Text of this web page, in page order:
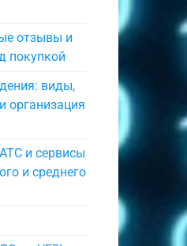
отзывы и
покупкой
виды,
организация
и сервисы
и среднего